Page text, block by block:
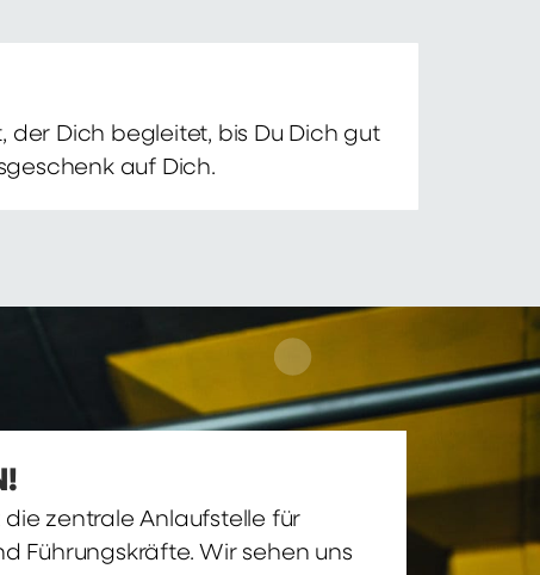
der Dich begleitet, bis Du Dich gut
auf Dich.
die zentrale Anlaufstelle für
Führungskräfte. Wir sehen uns